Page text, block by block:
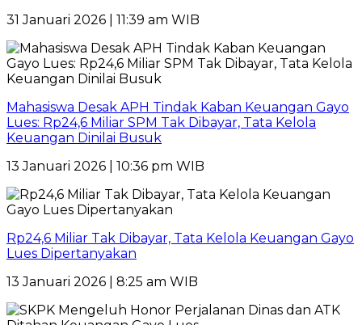
31 Januari 2026 | 11:39 am WIB
Mahasiswa Desak APH Tindak Kaban Keuangan Gayo
Lues: Rp24,6 Miliar SPM Tak Dibayar, Tata Kelola
Keuangan Dinilai Busuk
13 Januari 2026 | 10:36 pm WIB
Rp24,6 Miliar Tak Dibayar, Tata Kelola Keuangan Gayo
Lues Dipertanyakan
13 Januari 2026 | 8:25 am WIB